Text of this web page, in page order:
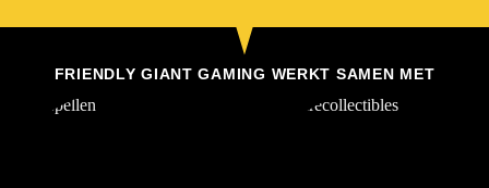
FRIENDLY GIANT GAMING WERKT SAMEN MET